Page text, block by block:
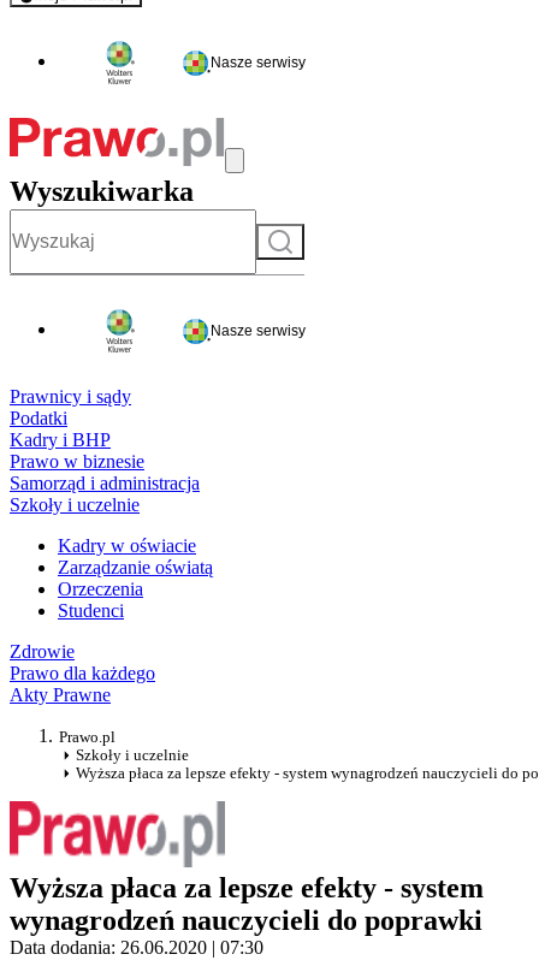
- rejestracja i logowanie do serwisu
Nasze serwisy
Wyszukiwarka
Szukaj
Nasze serwisy
Prawnicy i sądy
Podatki
Kadry i BHP
Prawo w biznesie
Samorząd i administracja
Szkoły i uczelnie
Kadry w oświacie
Zarządzanie oświatą
Orzeczenia
Studenci
Zdrowie
Prawo dla każdego
Akty Prawne
Prawo.pl
Szkoły i uczelnie
Wyższa płaca za lepsze efekty - system wynagrodzeń nauczycieli do
Wyższa płaca za lepsze efekty - system
wynagrodzeń nauczycieli do poprawki
Data dodania: 26.06.2020 | 07:30